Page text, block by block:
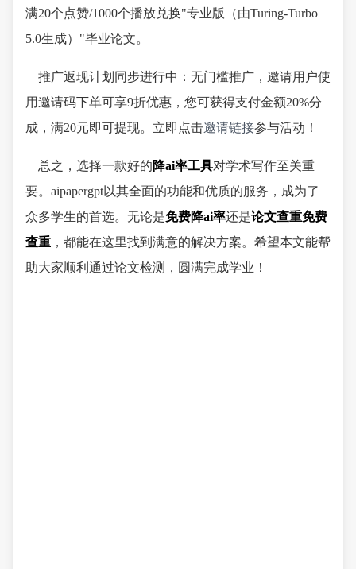
满20个点赞/1000个播放兑换"专业版（由Turing-Turbo
5.0生成）"毕业论文。
推广返现计划同步进行中：无门槛推广，邀请用户使
用邀请码下单可享9折优惠，您可获得支付金额20%分
成，满20元即可提现。立即点击邀请链接参与活动！
总之，选择一款好的降ai率工具对学术写作至关重
要。aipapergpt以其全面的功能和优质的服务，成为了
众多学生的首选。无论是免费降ai率还是论文查重免费
查重 ，都能在这里找到满意的解决方案。希望本文能帮
助大家顺利通过论文检测，圆满完成学业！